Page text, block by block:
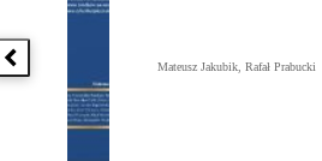
Poprzednia książka Mateusz Jakubik, Rafał Prabucki